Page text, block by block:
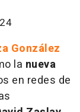
González
la nueva
en redes de